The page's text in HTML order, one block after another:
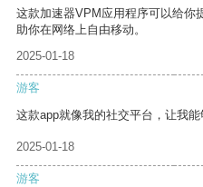
这款加速器VPM应用程序可以给你
助你在网络上自由移动。
2025-01-18
游客
这款app就像我的社交平台，让我能
2025-01-18
游客